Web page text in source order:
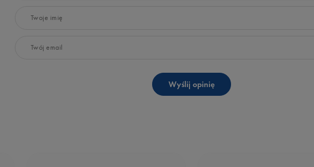
Twoje imię
Twój email
Wyślij opinię